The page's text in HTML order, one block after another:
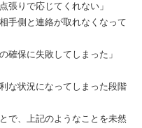
張りで応じてくれない」
手側と連絡が取れなくなって
確保に失敗してしまった」
な状況になってしまった段階
で、上記のようなことを未然